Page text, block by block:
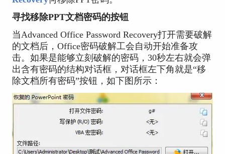
寻找移除PPT文档密码的按钮
当Advanced Office Password Recovery打开需要破解
的文档后，Office密码破解工会自动开始准备攻
击。如果是能够立刻破解的密码，30秒左右就会弹
出含有密码的结构对话框，对话框左下角就是“移
除文档所有密码”按钮，如下图所示：